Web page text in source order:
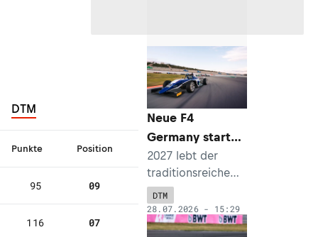
DTM
Punkte Position 1 2
95 09
116 07 DE
9
DE
7
DE
5
Neue F4
Germany startet
2027 im
Rahmenprogram
m der DTM
2027 lebt der
traditionsreiche
Nachwuchsformels
port in
Deutschland neu
DTM
28.07.2026 - 15:29